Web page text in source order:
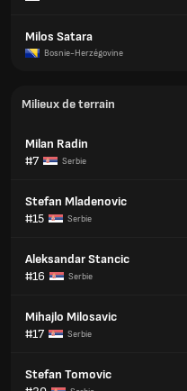
Milos Satara
Bosnie-Herzégovine
Milieux de terrain
Milan Radin
#7
Serbie
Stefan Mladenovic
#15
Serbie
Aleksandar Stancic
#16
Serbie
Mihajlo Milosavic
#17
Serbie
Stefan Tomovic